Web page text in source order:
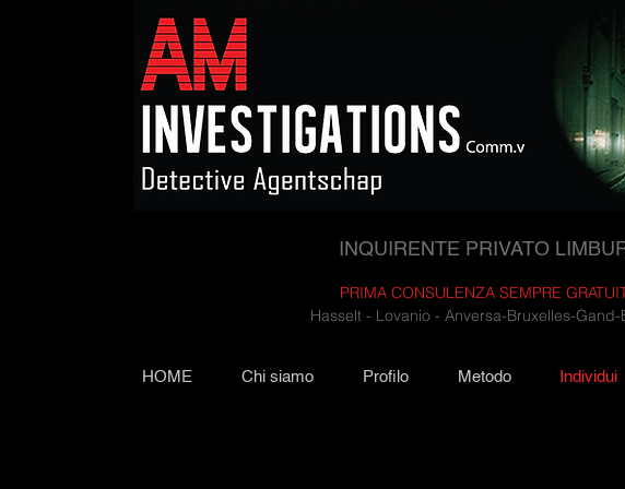
INQUIRENTE PRIVATO
PRIMA CONSULENZA SEMPRE
Hasselt - Lovanio - Anversa-Bruxelles-
HOME Chi siamo Profilo Metodo Individui